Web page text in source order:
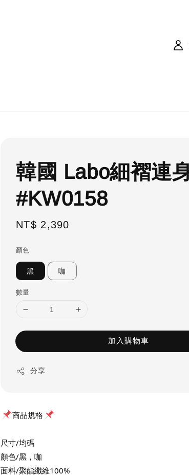
韓國 Labo細褶連
#KW0158
Regular
NT$ 2,390
顏色
黑 咖
數量
加入購物車
分享
商品規格
尺寸/均碼
顏色/黑，咖
面料/聚酯纖維100%